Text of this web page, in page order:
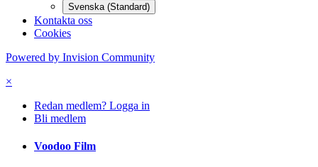
Svenska (Standard)
Kontakta oss
Cookies
Powered by Invision Community
×
Redan medlem? Logga in
Bli medlem
Voodoo Film